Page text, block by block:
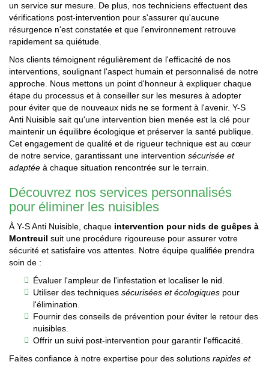
un service sur mesure. De plus, nos techniciens effectuent des
vérifications post-intervention pour s'assurer qu'aucune
résurgence n'est constatée et que l'environnement retrouve
rapidement sa quiétude.
Nos clients témoignent régulièrement de l'efficacité de nos
interventions, soulignant l'aspect humain et personnalisé de notre
approche. Nous mettons un point d'honneur à expliquer chaque
étape du processus et à conseiller sur les mesures à adopter
pour éviter que de nouveaux nids ne se forment à l'avenir. Y-S
Anti Nuisible sait qu'une intervention bien menée est la clé pour
maintenir un équilibre écologique et préserver la santé publique.
Cet engagement de qualité et de rigueur technique est au cœur
de notre service, garantissant une intervention sécurisée et
adaptée à chaque situation rencontrée sur le terrain.
Découvrez nos services personnalisés
pour éliminer les nuisibles
À Y-S Anti Nuisible, chaque intervention pour nids de guêpes à
Montreuil suit une procédure rigoureuse pour assurer votre
sécurité et satisfaire vos attentes. Notre équipe qualifiée prendra
soin de :
Évaluer l'ampleur de l'infestation et localiser le nid.
Utiliser des techniques sécurisées et écologiques pour
l'élimination.
Fournir des conseils de prévention pour éviter le retour des
nuisibles.
Offrir un suivi post-intervention pour garantir l'efficacité.
Faites confiance à notre expertise pour des solutions rapides et